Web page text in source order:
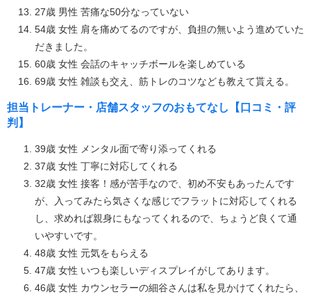
27歳 男性 苦痛な50分なっていない
54歳 女性 肩を痛めてるのですが、負担の無いよう進めていた
だきました。
60歳 女性 会話のキャッチボールを楽しめている
69歳 女性 雑談も交え、筋トレのコツなども教えて貰える。
担当トレーナー・店舗スタッフのおもてなし【口コミ・評
判】
39歳 女性 メンタル面で寄り添ってくれる
37歳 女性 丁寧に対応してくれる
32歳 女性 接客！感が苦手なので、初め不安もあったんです
が、入ってみたら気さくな感じでフラットに対応してくれる
し、求めれば親身にもなってくれるので、ちょうど良くて通
いやすいです。
48歳 女性 元気をもらえる
47歳 女性 いつも楽しいディスプレイがしてあります。
46歳 女性 カウンセラーの細谷さんは私を見かけてくれたら、